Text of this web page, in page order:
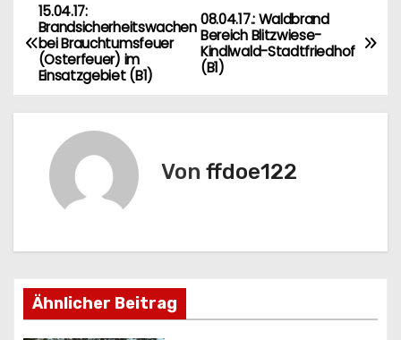
B
e
g
s
n
08.04.17.: Waldbrand
Bereich Blitzwiese-
Kindlwald-Stadtfriedhof
(B1)
15.04.17:
Brandsicherheitswachen
bei Brauchtumsfeuer
(Osterfeuer) im
Einsatzgebiet (B1)
Von ffdoe122
Ähnlicher Beitrag